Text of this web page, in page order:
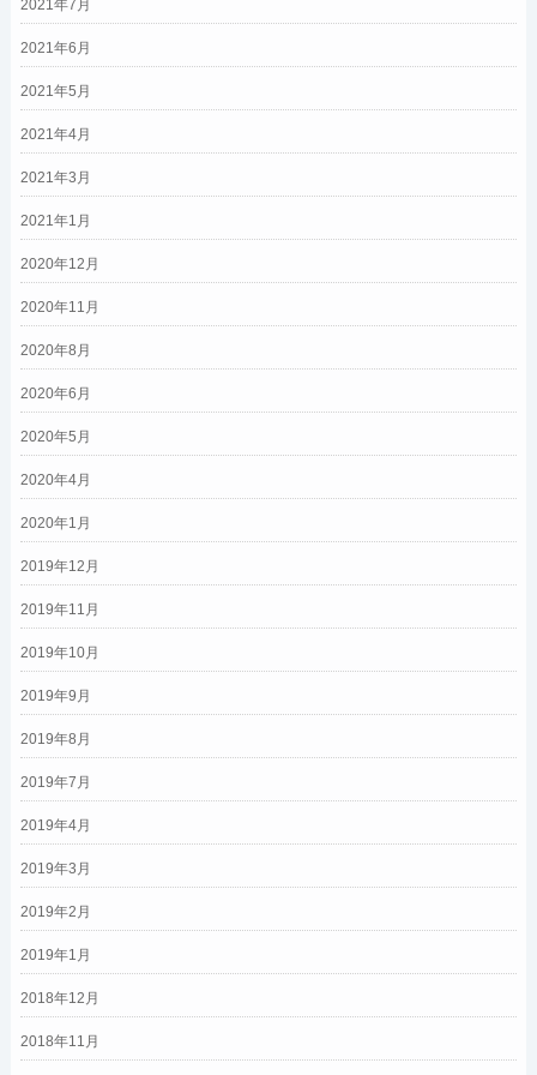
2021年7月
2021年6月
2021年5月
2021年4月
2021年3月
2021年1月
2020年12月
2020年11月
2020年8月
2020年6月
2020年5月
2020年4月
2020年1月
2019年12月
2019年11月
2019年10月
2019年9月
2019年8月
2019年7月
2019年4月
2019年3月
2019年2月
2019年1月
2018年12月
2018年11月